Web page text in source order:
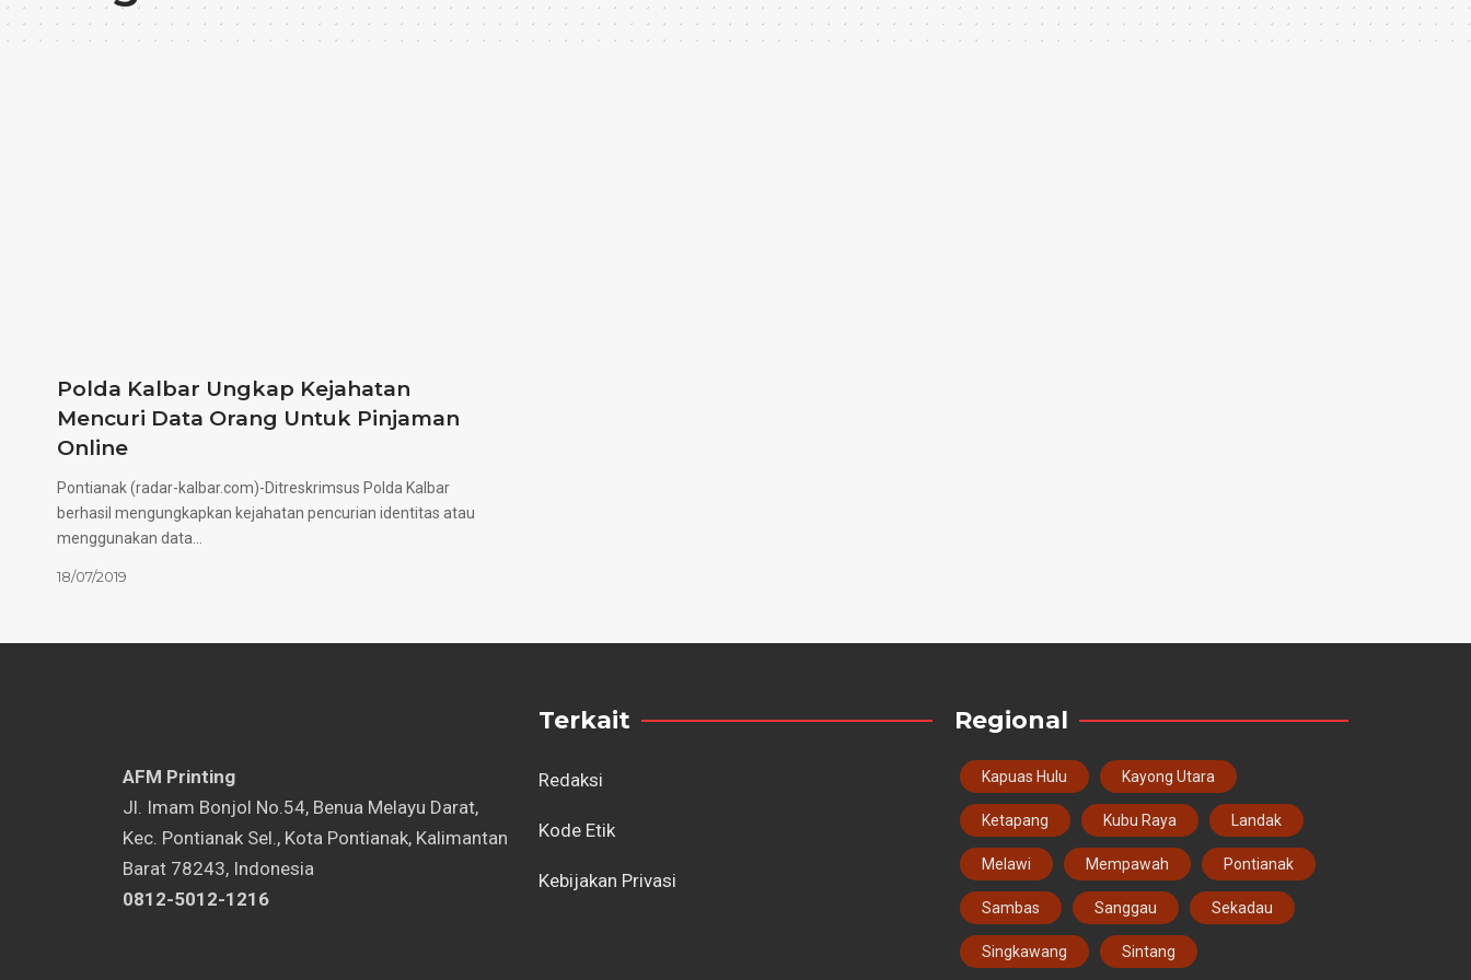
Polda Kalbar Ungkap Kejahatan
Mencuri Data Orang Untuk Pinjaman
Online
Pontianak (radar-kalbar.com)-Ditreskrimsus Polda Kalbar
berhasil mengungkapkan kejahatan pencurian identitas atau
menggunakan data…
18/07/2019
AFM Printing
⁠Jl. Imam Bonjol No.54, Benua Melayu Darat,
Kec. Pontianak Sel., Kota Pontianak, Kalimantan
Barat 78243, Indonesia
0812-5012-1216
Terkait
Redaksi
Kode Etik
Kebijakan Privasi
Regional
Kapuas Hulu Kayong Utara
Ketapang Kubu Raya Landak
Melawi Mempawah Pontianak
Sambas Sanggau Sekadau
Singkawang Sintang